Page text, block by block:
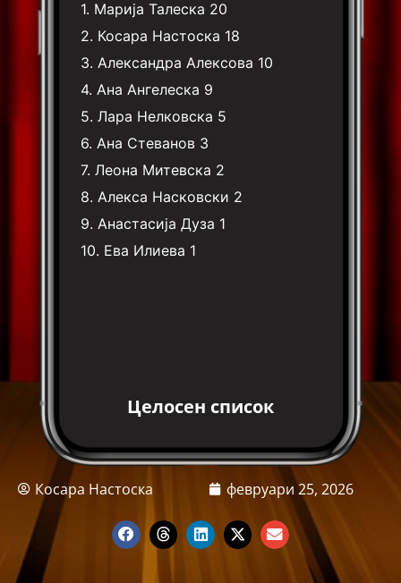
1. Марија Талеска 20
2. Косара Настоска 18
3. Александра Алексова 10
4. Ана Ангелеска 9
5.Лара Нелковска 5
6. Ана Стеванов 3
7.Леона Митевска 2
8. Алекса Насковски 2
9. Анастасија Дуза 1
10. Ева Илиева 1
Целосен список
Косара Настоска февруари 25, 2026